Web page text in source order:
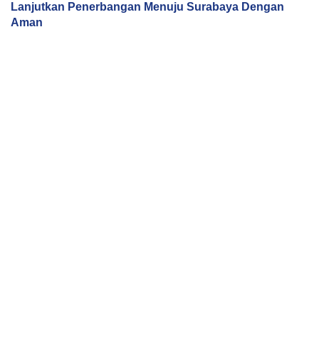
Lanjutkan Penerbangan Menuju Surabaya Dengan
Aman